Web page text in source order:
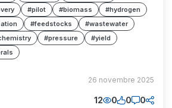
#pilot #biomass
#hydrogen
#feedstocks
#wastewater
#pressure
#yield
26 novembre 2025
12 0 0 0